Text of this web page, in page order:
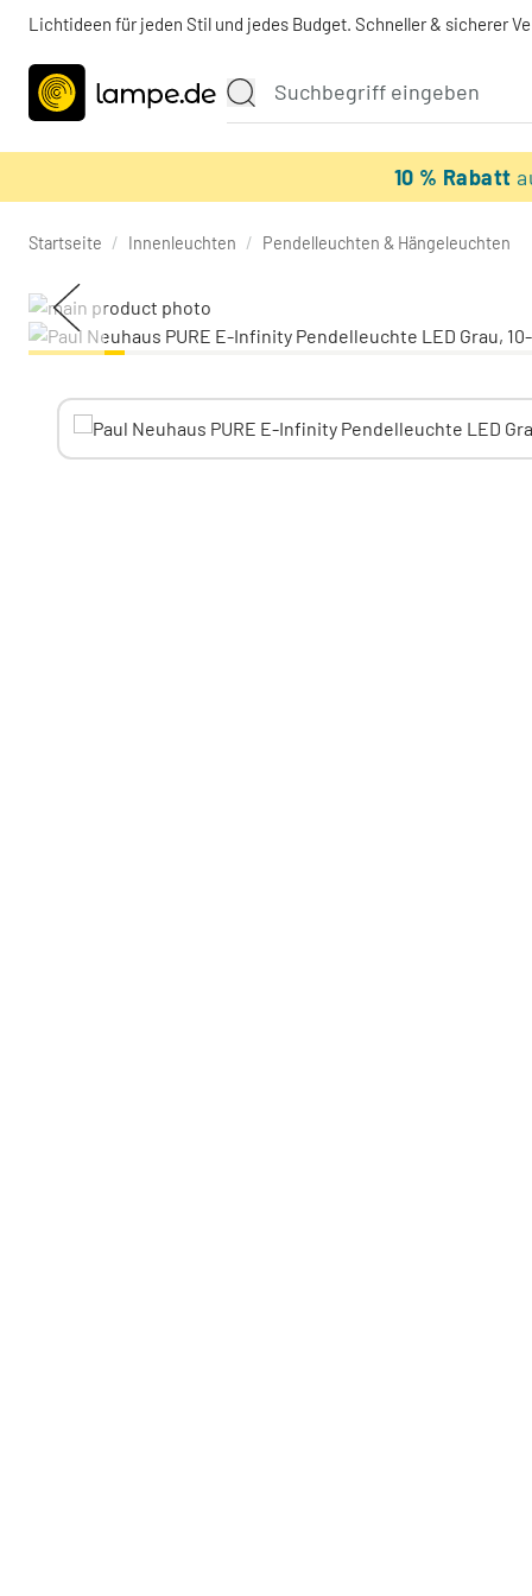
Lichtideen für jeden Stil und jedes Budget. Schneller & sicherer
10 % Rabatt
Startseite / Innenleuchten / Pendelleuchten & Hängeleuchten